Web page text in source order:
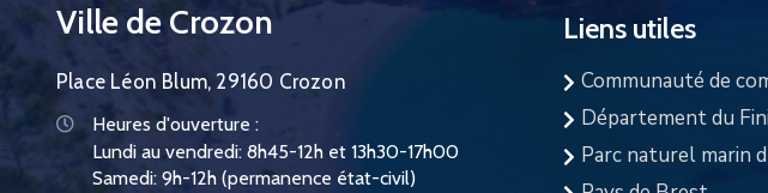
Ville de Crozon
Place Léon Blum, 29160 Crozon
Heures d'ouverture :
Lundi au vendredi: 8h45-12h et 13h30-17h00
Samedi: 9h-12h (permanence état-civil)
Liens utiles
Communauté de
Département du
Parc naturel marin